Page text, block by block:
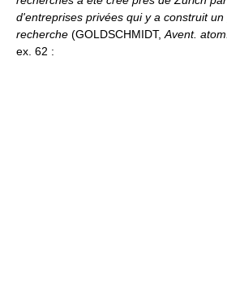
d'entreprises privées qui y a construit
recherche (GOLDSCHMIDT, Avent.
ex. 62 :